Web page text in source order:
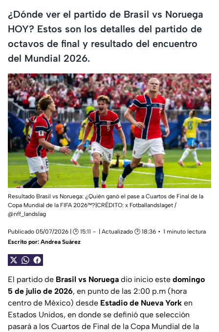
¿Dónde ver el partido de Brasil vs Noruega
HOY? Estos son los detalles del partido de
octavos de final y resultado del encuentro
del Mundial 2026.
Resultado Brasil vs Noruega: ¿Quién ganó el pase a Cuartos de Final de la
Copa Mundial de la FIFA 2026™️?|CRÉDITO: x Fotballandslaget /
@nff_landslag
Publicado 05/07/2026 | 🕑 15:11 | Actualizado 🕑 18:36
1 minuto lectura
Escrito por: Andrea Suárez
El partido de Brasil vs Noruega dio inicio este domingo
5 de julio de 2026, en punto de las 2:00 p.m (hora
centro de México) desde Estadio de Nueva York en
Estados Unidos, en donde se definió que selección
pasará a los Cuartos de Final de la Copa Mundial de la